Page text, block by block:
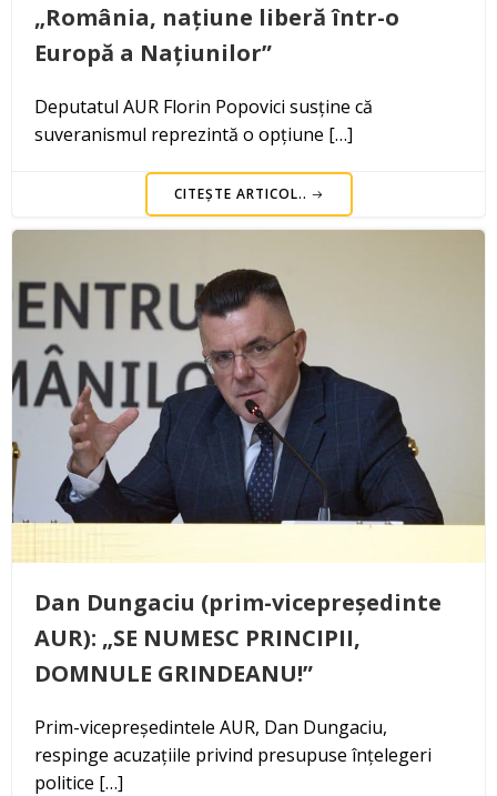
„România, națiune liberă într-o
Europă a Națiunilor”
Deputatul AUR Florin Popovici susține că
suveranismul reprezintă o opțiune […]
CITEȘTE ARTICOL..
Dan Dungaciu (prim-vicepreședinte
AUR): „SE NUMESC PRINCIPII,
DOMNULE GRINDEANU!”
Prim-vicepreședintele AUR, Dan Dungaciu,
respinge acuzațiile privind presupuse înțelegeri
politice […]